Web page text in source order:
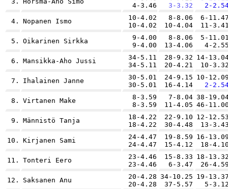
4-3.46
3-3.32
2-
4. Nopanen Ismo
10-4.02
10-4.02
8-8.06
10-4.04
6-
11-
5. Oikarinen Sirkka
9-4.00
9-4.00
8-8.06
13-4.06
5-
4-
6. Mansikka-Aho Jussi
34-5.11
34-5.11
28-9.32
20-4.21
14-
10-
7. Ihalainen Janne
30-5.01
30-5.01
24-9.15
16-4.14
10-
2-
8. Virtanen Make
8-3.59
8-3.59
7-8.04
11-4.05
38-
46-
9. Männistö Tanja
18-4.22
18-4.22
22-9.10
30-4.48
12-
13-
10. Kirjanen Sami
24-4.47
24-4.47
19-8.59
15-4.12
16-
18-
11. Tonteri Eero
23-4.46
23-4.46
15-8.33
6-3.47
18-
26-
12. Saksanen Anu
20-4.28
20-4.28
34-10.25
37-5.57
19-
5-